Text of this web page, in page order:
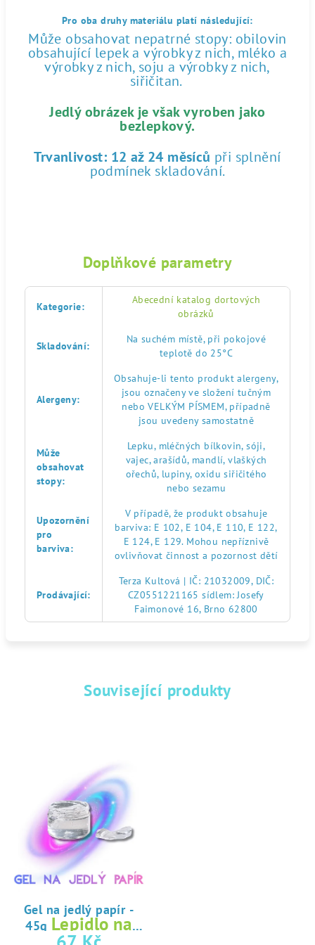
Pro oba druhy materiálu platí následující:
Může obsahovat nepatrné stopy: obilovin
obsahující lepek a výrobky z nich, mléko a
výrobky z nich, soju a výrobky z nich,
siřičitan.
Jedlý obrázek je však vyroben jako
bezlepkový.
Trvanlivost: 12 až 24 měsíců při splnění
podmínek skladování.
Doplňkové parametry
Kategorie:
Abecední katalog dortových
obrázků
Skladování:
Na suchém místě, při pokojové
teplotě do 25°C
Alergeny:
Obsahuje-li tento produkt alergeny,
jsou označeny ve složení tučným
nebo VELKÝM PÍSMEM, případně
jsou uvedeny samostatně
Může
obsahovat
stopy:
Lepku, mléčných bílkovin, sóji,
vajec, arašídů, mandlí, vlaškých
ořechů, lupiny, oxidu siřičitého
nebo sezamu
Upozornění
pro
barviva:
V případě, že produkt obsahuje
barviva: E 102, E 104, E 110, E 122,
E 124, E 129. Mohou nepříznivě
ovlivňovat činnost a pozornost dětí
Prodávající:
Terza Kultová | IČ: 21032009, DIČ:
CZ0551221165 sídlem: Josefy
Faimonové 16, Brno 62800
Související produkty
Gel na jedlý papír -
45g Lepidlo na
jedlý papír